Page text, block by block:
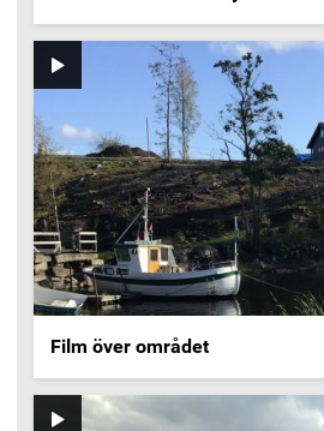
Film över området
Video
Video